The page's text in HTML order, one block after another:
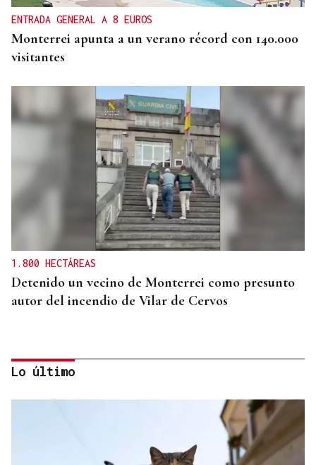
ENTRADA GENERAL A 8 EUROS
Monterrei apunta a un verano récord con 140.000
visitantes
1.800 HECTÁREAS
Detenido un vecino de Monterrei como presunto
autor del incendio de Vilar de Cervos
Lo último